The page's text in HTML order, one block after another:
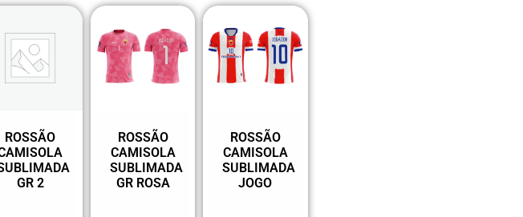
ROSSÃO
GR 2
ROSSÃO
CAMISOLA
SUBLIMADA
GR ROSA
ROSSÃO
CAMISOLA
SUBLIMADA
JOGO